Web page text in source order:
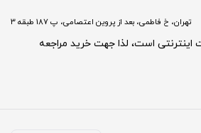
تهران، خ فاطمی، بعد از پروین اعتصامی، پ 187 طبقه 3
است، لذا جهت خرید مراجعه